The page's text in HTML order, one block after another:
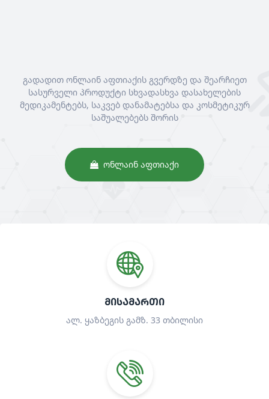
გადადით ონლაინ აფთიაქის გვერდზე და შეარჩიეთ
სასურველი პროდუქტი სხვადასხვა დასახელების
მედიკამენტებს, საკვებ დანამატებსა და კოსმეტიკურ
საშუალებებს შორის
ᲝᲜᲚᲐᲘᲜ ᲐᲤᲗᲘᲐᲥᲘ
ᲛᲘᲡᲐᲛᲐᲠᲗᲘ
ალ. ყაზბეგის გამზ. 33 თბილისი